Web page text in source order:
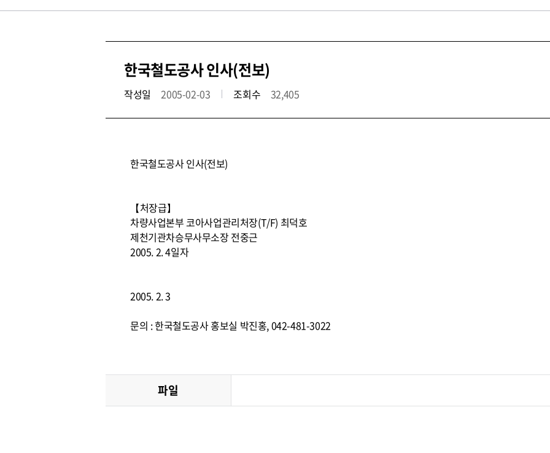
한국철도공사 인사(전보)
작성일 2005-02-03 조회수 32,405
한국철도공사 인사(전보)
【처장급】
차량사업본부 코아사업관리처장(T/F) 최덕호
제천기관차승무사무소장 전중근
2005. 2. 4일자
2005. 2. 3
문의 : 한국철도공사 홍보실 박진홍, 042-481-3022
파일